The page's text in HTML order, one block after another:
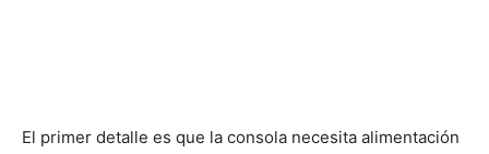
El primer detalle es que la consola necesita alimentación